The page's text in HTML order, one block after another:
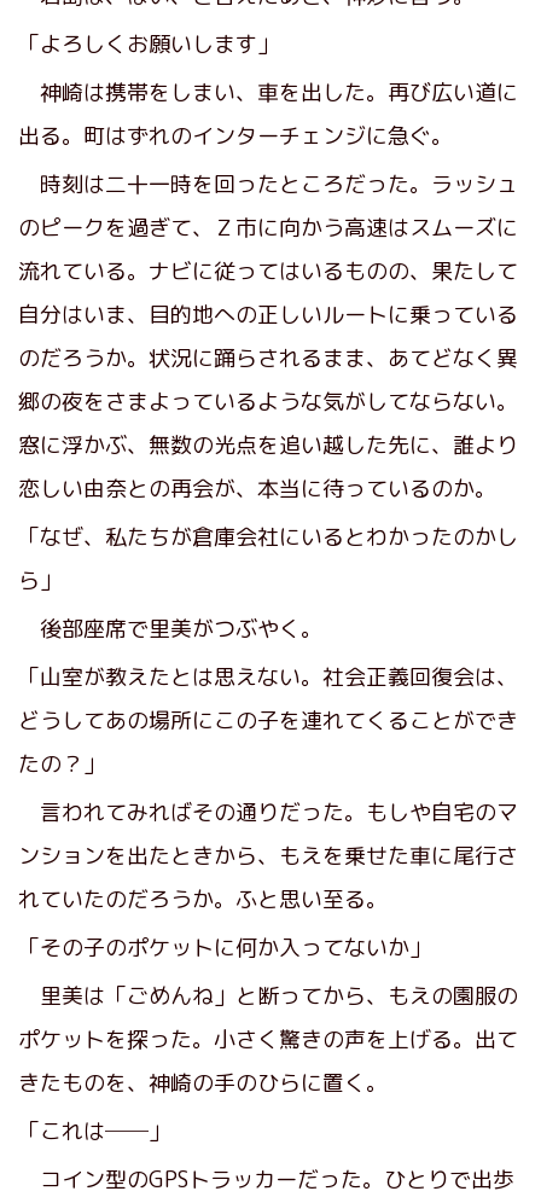
「よろしくお願いします」
神崎は携帯をしまい、車を出した。再び広い道に
出る。町はずれのインターチェンジに急ぐ。
時刻は二十一時を回ったところだった。ラッシュ
のピークを過ぎて、Ｚ市に向かう高速はスムーズに
流れている。ナビに従ってはいるものの、果たして
自分はいま、目的地への正しいルートに乗っている
のだろうか。状況に踊らされるまま、あてどなく異
郷の夜をさまよっているような気がしてならない。
窓に浮かぶ、無数の光点を追い越した先に、誰より
恋しい由奈との再会が、本当に待っているのか。
「なぜ、私たちが倉庫会社にいるとわかったのかし
ら」
後部座席で里美がつぶやく。
「山室が教えたとは思えない。社会正義回復会は、
どうしてあの場所にこの子を連れてくることができ
たの？」
言われてみればその通りだった。もしや自宅のマ
ンションを出たときから、もえを乗せた車に尾行さ
れていたのだろうか。ふと思い至る。
「その子のポケットに何か入ってないか」
里美は「ごめんね」と断ってから、もえの園服の
ポケットを探った。小さく驚きの声を上げる。出て
きたものを、神崎の手のひらに置く。
「これは──」
コイン型のGPSトラッカーだった。ひとりで出歩